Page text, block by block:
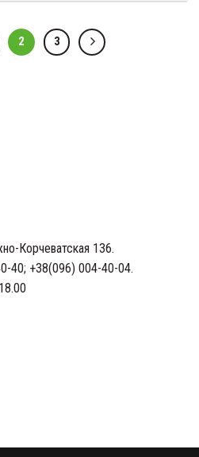
2 3
Корчеватская 136.
40; +38(096) 004-40-04.